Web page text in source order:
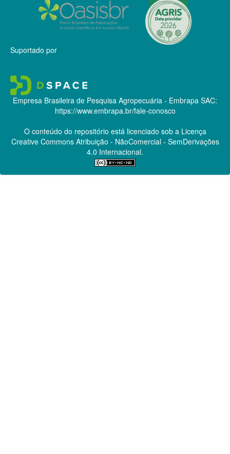
Suportado por
Empresa Brasileira de Pesquisa Agropecuária - Embrapa SAC:
https://www.embrapa.br/fale-conosco
O conteúdo do repositório está licenciado sob a Licença
Creative CommonsAtribuição - NãoComercial - SemDerivações
4.0 Internacional.